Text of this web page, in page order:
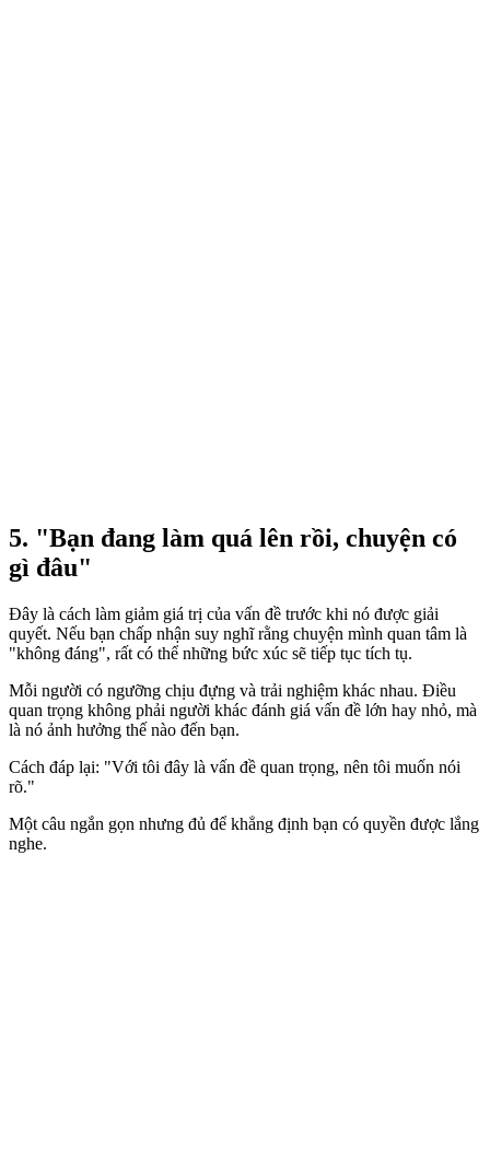
5. "Bạn đang làm quá lên rồi, chuyện có
gì đâu"
Đây là cách làm giảm giá trị của vấn đề trước khi nó được giải
quyết. Nếu bạn chấp nhận suy nghĩ rằng chuyện mình quan tâm là
"không đáng", rất có thể những bức xúc sẽ tiếp tục tích tụ.
Mỗi người có ngưỡng chịu đựng và trải nghiệm khác nhau. Điều
quan trọng không phải người khác đánh giá vấn đề lớn hay nhỏ, mà
là nó ảnh hưởng thế nào đến bạn.
Cách đáp lại: "Với tôi đây là vấn đề quan trọng, nên tôi muốn nói
rõ."
Một câu ngắn gọn nhưng đủ để khẳng định bạn có quyền được lắng
nghe.